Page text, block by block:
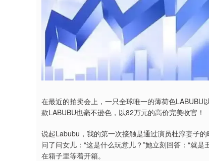
在最近的拍卖会上，一只全球唯一的薄荷色
款LABUBU也毫不逊色，以82万元的高价完美收官！
说起Labubu，我的第一次接触是通过演员杜淳妻子
问了问女儿：“这是什么玩意儿？”她立刻回答：“就
在箱子里等着开箱。